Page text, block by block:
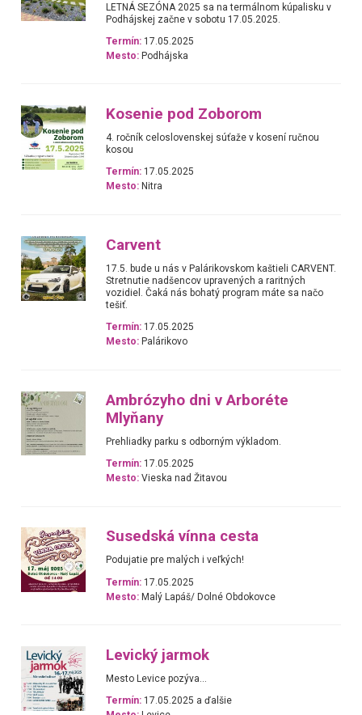
LETNÁ SEZÓNA 2025 sa na termálnom kúpalisku v
Podhájskej začne v sobotu 17.05.2025.
Termín: 17.05.2025
Mesto: Podhájska
Kosenie pod Zoborom
4. ročník celoslovenskej súťaže v kosení ručnou
kosou
Termín: 17.05.2025
Mesto: Nitra
Carvent
17.5. bude u nás v Palárikovskom kaštieli CARVENT.
Stretnutie nadšencov upravených a raritných
vozidiel. Čaká nás bohatý program máte sa načo
tešiť.
Termín: 17.05.2025
Mesto: Palárikovo
Ambrózyho dni v Arboréte
Mlyňany
Prehliadky parku s odborným výkladom.
Termín: 17.05.2025
Mesto: Vieska nad Žitavou
Susedská vínna cesta
Podujatie pre malých i veľkých!
Termín: 17.05.2025
Mesto: Malý Lapáš/ Dolné Obdokovce
Levický jarmok
Mesto Levice pozýva...
Termín: 17.05.2025 a ďalšie